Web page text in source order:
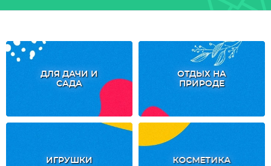
ДЛЯ ДАЧИ И
САДА
ОТДЫХ НА
ПРИРОДЕ
ИГРУШКИ КОСМЕТИКА